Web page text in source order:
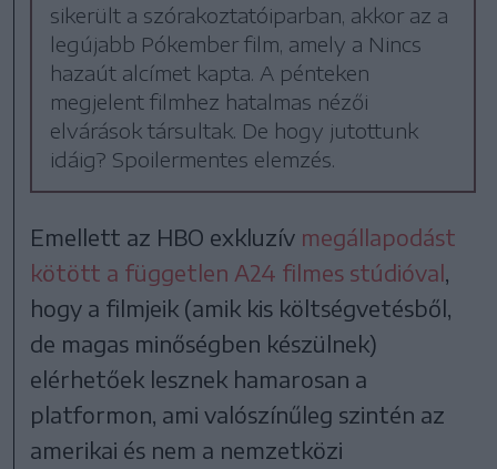
sikerült a szórakoztatóiparban, akkor az a
legújabb Pókember film, amely a Nincs
hazaút alcímet kapta. A pénteken
megjelent filmhez hatalmas nézői
elvárások társultak. De hogy jutottunk
idáig? Spoilermentes elemzés.
Emellett az HBO exkluzív megállapodást
kötött a független A24 filmes stúdióval
hogy a filmjeik (amik kis költségvetésből,
de magas minőségben készülnek)
elérhetőek lesznek hamarosan a
platformon, ami valószínűleg szintén az
amerikai és nem a nemzetközi